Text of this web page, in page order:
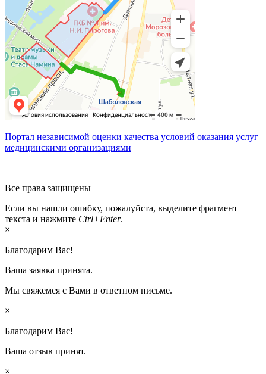
Портал независимой оценки качества условий оказания услуг
медицинскими организациями
Все права защищены
Если вы нашли ошибку, пожалуйста, выделите фрагмент
текста и нажмите Ctrl+Enter.
×
Благодарим Вас!
Ваша заявка принята.
Мы свяжемся с Вами в ответном письме.
×
Благодарим Вас!
Ваша отзыв принят.
×